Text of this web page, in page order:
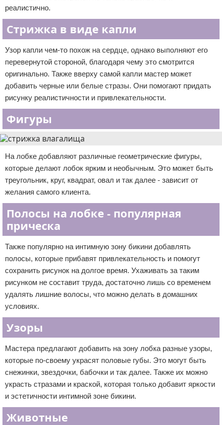
реалистично.
Стрижка в виде капли
Узор капли чем-то похож на сердце, однако выполняют его
перевернутой стороной, благодаря чему это смотрится
оригинально. Также вверху самой капли мастер может
добавить черные или белые стразы. Они помогают придать
рисунку реалистичности и привлекательности.
Фигуры
На лобке добавляют различные геометрические фигуры,
которые делают лобок ярким и необычным. Это может быть
треугольник, круг, квадрат, овал и так далее - зависит от
желания самого клиента.
Полосы на лобке - популярная
прическа
Также популярно на интимную зону бикини добавлять
полосы, которые прибавят привлекательность и помогут
сохранить рисунок на долгое время. Ухаживать за таким
рисунком не составит труда, достаточно лишь со временем
удалять лишние волосы, что можно делать в домашних
условиях.
Узоры
Мастера предлагают добавить на зону лобка разные узоры,
которые по-своему украсят половые губы. Это могут быть
снежинки, звездочки, бабочки и так далее. Также их можно
украсть стразами и краской, которая только добавит яркости
и эстетичности интимной зоне бикини.
Животные